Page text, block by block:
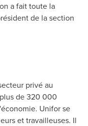
a fait toute la
de la section
privé au
de 320 000
Unifor se
et travailleuses. Il